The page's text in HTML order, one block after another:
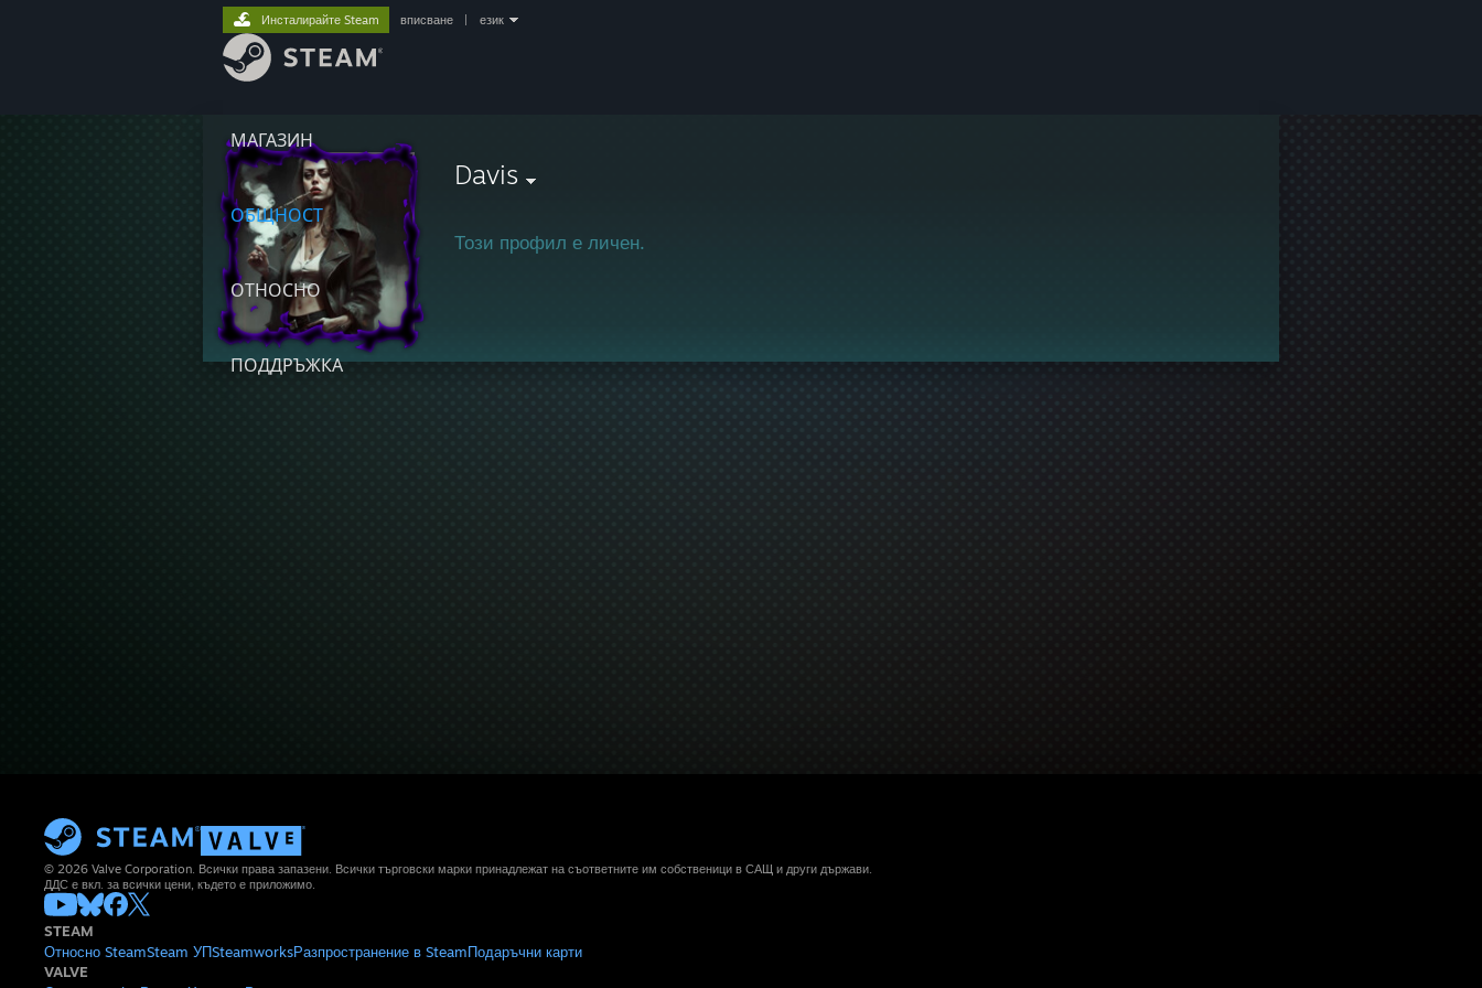
МАГАЗИН
ОБЩНОСТ
ОТНОСНО
ПОДДРЪЖКА
Инсталирайте Steam вписване език
Davis
Този профил е личен.
© 2026 Valve Corporation. Всички права запазени. Всички търговски марки принадлежат на съответните им собственици в САЩ и други държави.
ДДС е вкл. за всички цени, където е приложимо.
STEAM
Относно SteamSteam УПSteamworksРазпространение в SteamПодаръчни карти
VALVE